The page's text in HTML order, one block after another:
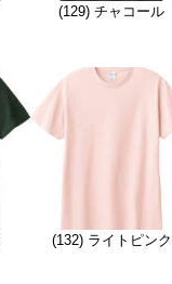
(129) チャコール
(132) ライトピンク